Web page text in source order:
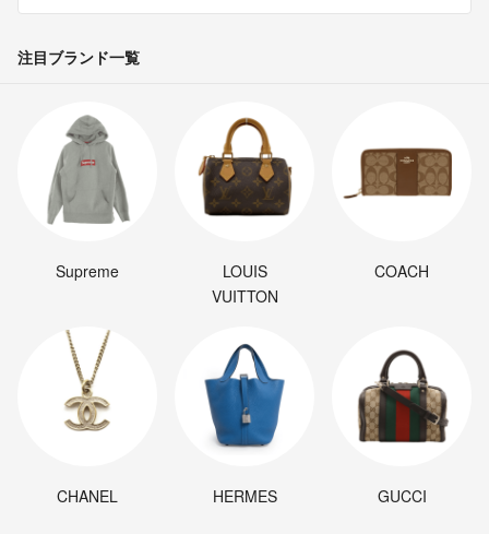
注目ブランド一覧
Supreme
LOUIS
VUITTON
COACH
CHANEL HERMES GUCCI